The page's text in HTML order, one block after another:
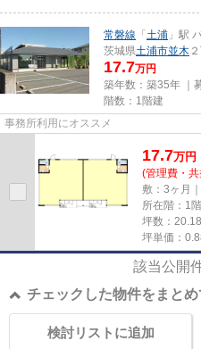
常磐線 「 土浦 」駅
茨城県土浦市並木
17.7万円
築年数：築35年 ｜
階数：1階建
事務所利用にオススメ
17.7万円
(管理費・
敷：3ヶ月
所在階：1階
坪数：
坪単価：
該当公開
チェックした物件をまとめ
検討リストに追加